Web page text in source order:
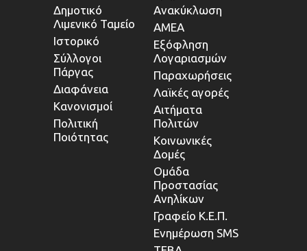
Δημοτικό
Λιμενικό Ταμείο
Ιστορικό
Σύλλογοι
Πάργας
Διαφάνεια
Κανονισμοί
Πολιτική
Ποιότητας
Ανακύκλωση
ΑΜΕΑ
Εξόφληση
Λογαριασμών
Παραχωρήσεις
Λαϊκές αγορές
Αιτήματα
Πολιτών
Κοινωνικές
Δομές
Ομάδα
Προστασίας
Ανηλίκων
Γραφείο Κ.Ε.Π.
Ενημέρωση SMS